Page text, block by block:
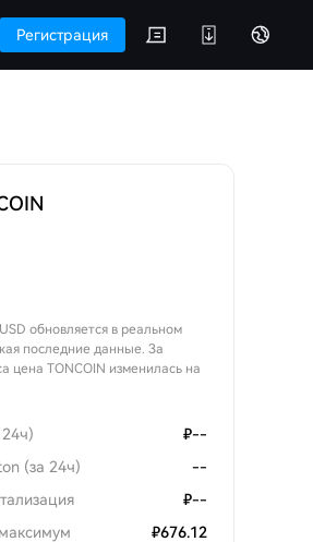
Регистрация
обновляется в реальном
последние данные. За
цена TONCOIN изменилась на
₽--
(за 24ч)
--
₽--
₽676.12